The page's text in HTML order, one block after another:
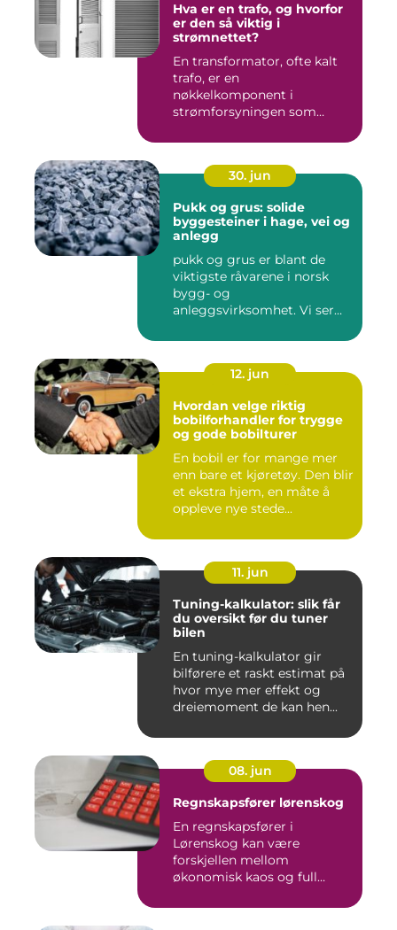
Hva er en trafo, og hvorfor
er den så viktig i
strømnettet?
En transformator, ofte kalt
trafo, er en
nøkkelkomponent i
strømforsyningen som
30. jun
Pukk og grus: solide
byggesteiner i hage, vei og
anlegg
pukk og grus er blant de
viktigste råvarene i norsk
bygg- og
anleggsvirksomhet. Vi ser
12. jun
Hvordan velge riktig
bobilforhandler for trygge
og gode bobilturer
En bobil er for mange mer
enn bare et kjøretøy. Den blir
et ekstra hjem, en måte å
oppleve nye stede...
11. jun
Tuning-kalkulator: slik får
du oversikt før du tuner
bilen
En tuning-kalkulator gir
bilførere et raskt estimat på
hvor mye mer effekt og
dreiemoment de kan hen...
08. jun
Regnskapsfører lørenskog
En regnskapsfører i
Lørenskog kan være
forskjellen mellom
økonomisk kaos og full